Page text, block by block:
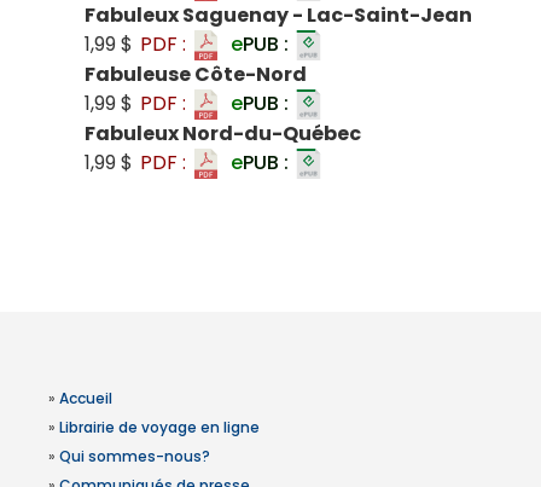
Fabuleux Saguenay - Lac-Saint-Jean
1,99 $ PDF : ePUB :
Fabuleuse Côte-Nord
1,99 $ PDF : ePUB :
Fabuleux Nord-du-Québec
1,99 $ PDF : ePUB :
» Accueil
» Librairie de voyage en ligne
» Qui sommes-nous?